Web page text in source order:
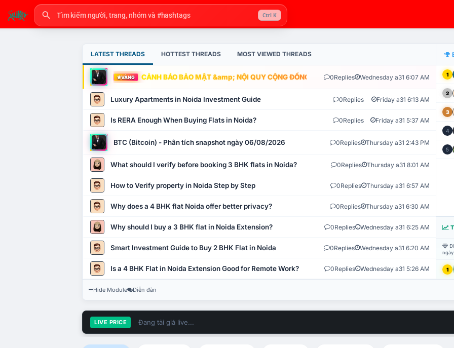
Ctrl K
LATEST THREADS HOTTEST THREADS MOST VIEWED THREADS
VÀNG CẢNH BÁO BẢO MẬT &amp; NỘI QUY CỘNG ĐỒNG VLIKE.VN: HỆ THỐNG GIÁM SÁT TỰ
0Replies Wednesday a31 6:07 AM
Luxury Apartments in Noida Investment Guide 0Replies Friday a31 6:13 AM
Is RERA Enough When Buying Flats in Noida? 0Replies Friday a31 5:37 AM
BTC (Bitcoin) - Phân tích snapshot ngày 06/08/2026 0Replies Thursday a31 2:43 PM
What should I verify before booking 3 BHK flats in Noida? 0Replies Thursday a31 8:01 AM
How to Verify property in Noida Step by Step 0Replies Thursday a31 6:57 AM
Why does a 4 BHK flat Noida offer better privacy? 0Replies Thursday a31 6:30 AM
Why should I buy a 3 BHK flat in Noida Extension? 0Replies Wednesday a31 6:25 AM
Smart Investment Guide to Buy 2 BHK Flat in Noida 0Replies Wednesday a31 6:20 AM
Is a 4 BHK Flat in Noida Extension Good for Remote Work? 0Replies Wednesday a31 5:26 AM
1
2
3
4
5
1
Hide Module Diễn đàn
LIVE PRICE Đang tải giá live...